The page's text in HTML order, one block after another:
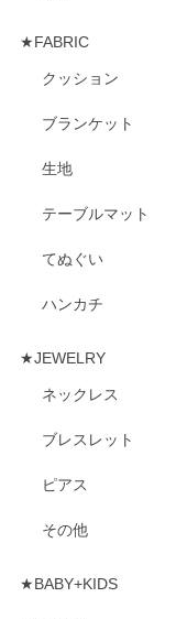
★FABRIC
クッション
ブランケット
生地
テーブルマット
てぬぐい
ハンカチ
★JEWELRY
ネックレス
ブレスレット
ピアス
その他
★BABY+KIDS